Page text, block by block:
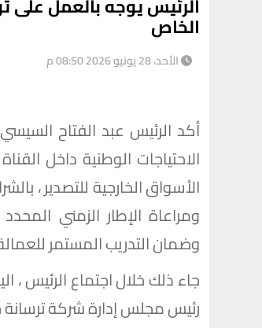
الخاص
الأحد، 28 يونيو 2026 08:50 م
أكد الرئيس عبد الفتاح
الاحتياجات الوطنية داخل
الأسواق الخارجية للتصدير ،
ومراعاة الإطار الزمني
وضمان التدريب المستمر
جاء ذلك خلال اجتماع الرئيس
رئيس مجلس إدارة شركة ترسانة